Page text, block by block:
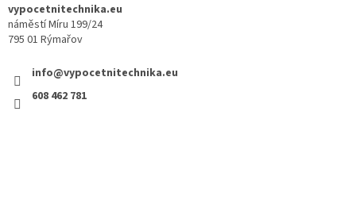
vypocetnitechnika.eu
náměstí Míru 199/24
795 01 Rýmařov
info@vypocetnitechnika.eu
608 462 781